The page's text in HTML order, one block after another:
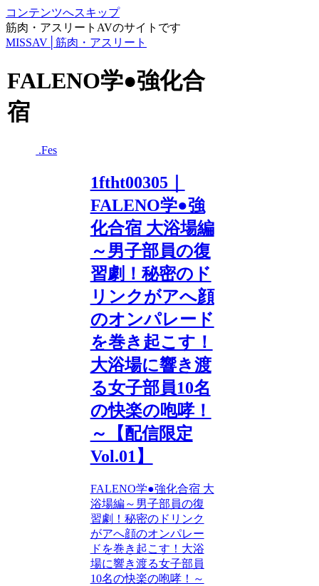
コンテンツへスキップ
筋肉・アスリートAVのサイトです
MISSAV│筋肉・アスリート
FALENO学●強化合
宿
.Fes
1ftht00305｜
FALENO学●強
化合宿 大浴場編
～男子部員の復
習劇！秘密のド
リンクがアへ顔
のオンパレード
を巻き起こす！
大浴場に響き渡
る女子部員10名
の快楽の咆哮！
～【配信限定
Vol.01】
FALENO学●強化合宿 大
浴場編～男子部員の復
習劇！秘密のドリンク
がアへ顔のオンパレー
ドを巻き起こす！大浴
場に響き渡る女子部員
10名の快楽の咆哮！～